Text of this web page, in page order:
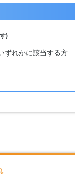
)
ずれかに該当する方